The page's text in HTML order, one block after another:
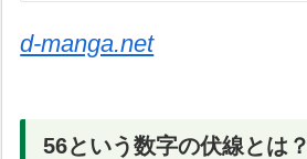
d-manga.net
56という数字の伏線とは？